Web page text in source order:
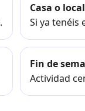
Casa o local
Si ya tenéis
Fin de
Actividad